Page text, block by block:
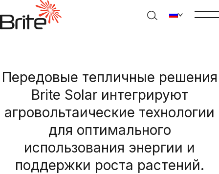
Передовые тепличные решения
Brite Solar интегрируют
агровольтаические технологии
для оптимального
использования энергии и
поддержки роста растений.